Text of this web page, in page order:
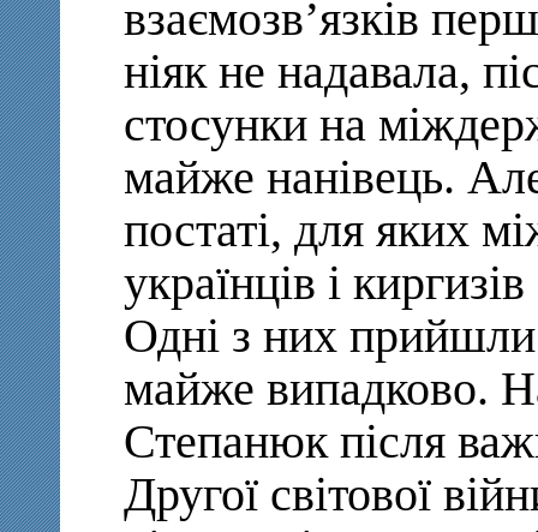
взаємозв’язків
ніяк не надавала,
стосунки на
майже нанівець.
постаті, для яких
українців і
Одні з них прийшли
майже випадково.
Степанюк після
Другої світової